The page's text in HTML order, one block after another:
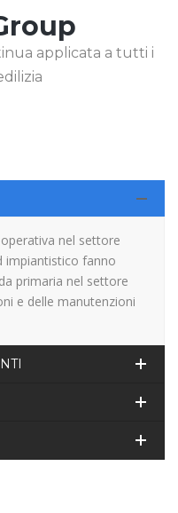
applicata a tutti i
nel settore
impiantistico fanno
primaria nel settore
e delle manutenzioni